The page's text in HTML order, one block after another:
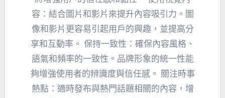
容：結合圖片和影片來提升內容吸引力。圖
像和影片更容易引起用戶的興趣，並提高分
享和互動率。 保持一致性：確保內容風格、
語氣和頻率的一致性。品牌形象的統一性能
夠增強使用者的辨識度與信任感。 關注時事
熱點：適時發布與熱門話題相關的內容，增